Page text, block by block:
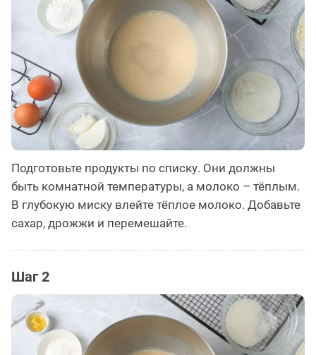
Подготовьте продукты по списку. Они должны
быть комнатной температуры, а молоко – тёплым.
В глубокую миску влейте тёплое молоко. Добавьте
сахар, дрожжи и перемешайте.
Шаг 2